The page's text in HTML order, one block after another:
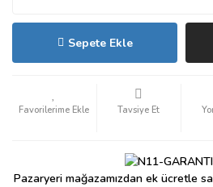
Sepete Ekle
Tavsiye Et
Pazaryeri mağazamızdan ek ücretle